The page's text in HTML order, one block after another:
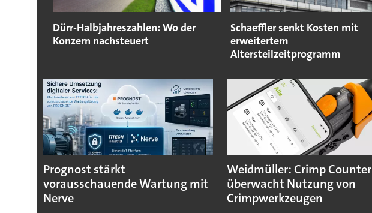
Dürr-Halbjahreszahlen: Wo der
Konzern nachsteuert
Schaeffler senkt Kosten mit
erweitertem
Altersteilzeitprogramm
Prognost stärkt
vorausschauende Wartung mit
Nerve
Weidmüller: Crimp Counter
überwacht Nutzung von
Crimpwerkzeugen